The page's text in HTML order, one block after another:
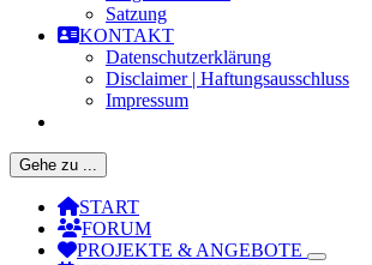
Satzung
KONTAKT
Datenschutzerklärung
Disclaimer | Haftungsausschluss
Impressum
Gehe zu ...
START
FORUM
PROJEKTE & ANGEBOTE